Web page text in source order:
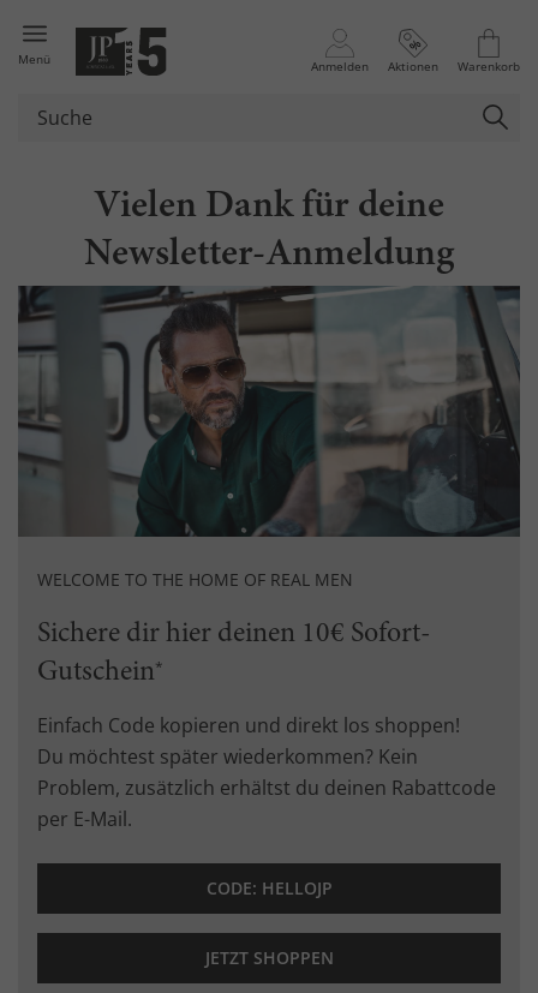
Menü Anmelden Aktionen Warenkorb
Vielen Dank für deine
Newsletter-Anmeldung
WELCOME TO THE HOME OF REAL MEN
Sichere dir hier deinen 10€ Sofort-
Gutschein*
Einfach Code kopieren und direkt los shoppen!
Du möchtest später wiederkommen? Kein
Problem, zusätzlich erhältst du deinen Rabattcode
per E-Mail.
CODE: HELLOJP
JETZT SHOPPEN